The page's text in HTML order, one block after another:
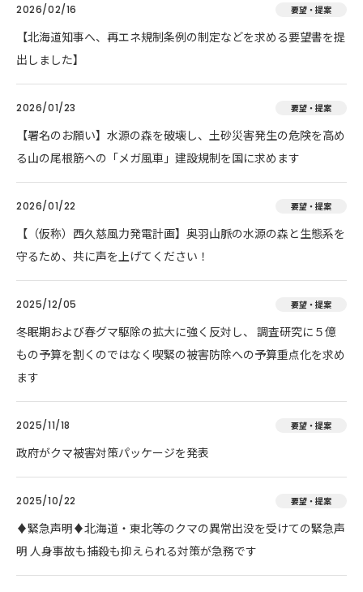
2026/02/16 要望・提案
【北海道知事へ、再エネ規制条例の制定などを求める要望書を提
出しました】
2026/01/23 要望・提案
【署名のお願い】水源の森を破壊し、土砂災害発生の危険を高め
る山の尾根筋への「メガ風車」建設規制を国に求めます
2026/01/22 要望・提案
【（仮称）西久慈風力発電計画】奥羽山脈の水源の森と生態系を
守るため、共に声を上げてください！
2025/12/05 要望・提案
冬眠期および春グマ駆除の拡大に強く反対し、 調査研究に５億
もの予算を割くのではなく喫緊の被害防除への予算重点化を求め
ます
2025/11/18 要望・提案
政府がクマ被害対策パッケージを発表
2025/10/22 要望・提案
♦️緊急声明♦️北海道・東北等のクマの異常出没を受けての緊急声
明 人身事故も捕殺も抑えられる対策が急務です